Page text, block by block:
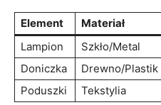
Element Materiał
Lampion
Szkło/Metal
Doniczka
Drewno/Plastik
Poduszki
Tekstylia